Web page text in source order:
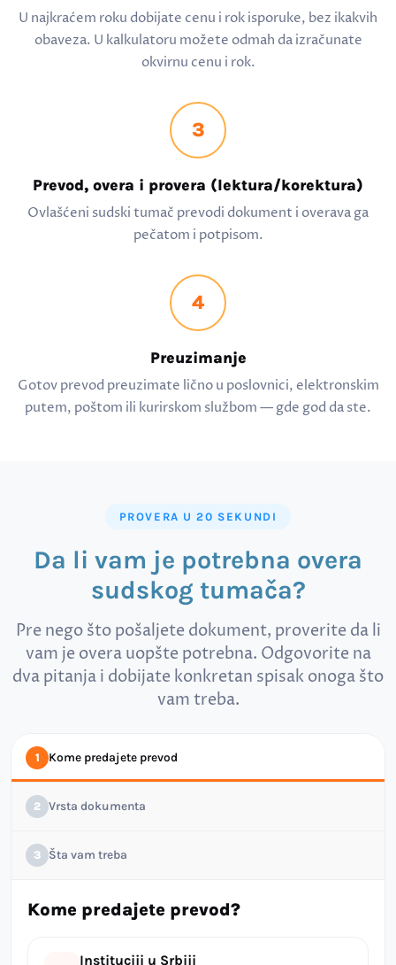
U najkraćem roku dobijate cenu i rok isporuke, bez ikakvih
obaveza. U kalkulatoru možete odmah da izračunate
okvirnu cenu i rok.
3
Prevod, overa i provera (lektura/korektura)
Ovlašćeni sudski tumač prevodi dokument i overava ga
pečatom i potpisom.
4
Preuzimanje
Gotov prevod preuzimate lično u poslovnici, elektronskim
putem, poštom ili kurirskom službom — gde god da ste.
PROVERA U 20 SEKUNDI
Da li vam je potrebna overa
sudskog tumača?
Pre nego što pošaljete dokument, proverite da li
vam je overa uopšte potrebna. Odgovorite na
dva pitanja i dobijate konkretan spisak onoga što
vam treba.
1 Kome predajete prevod
2 Vrsta dokumenta
3 Šta vam treba
Kome predajete prevod?
Instituciji u Srbiji